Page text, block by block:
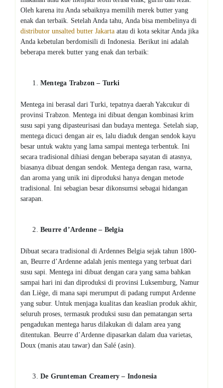
Oleh karena itu Anda sebaiknya memilih merek butter yang
enak dan terbaik. Setelah Anda tahu, Anda bisa membelinya di
distributor unsalted butter Jakarta atau di kota sekitar Anda jika
Anda kebetulan berdomisili di Indonesia. Berikut ini adalah
beberapa merek butter yang enak dan terbaik:
Mentega Trabzon – Turki
Mentega ini berasal dari Turki, tepatnya daerah Yakcukur di
provinsi Trabzon. Mentega ini dibuat dengan kombinasi krim
susu sapi yang dipasteurisasi dan budaya mentega. Setelah siap,
mentega dicuci dengan air es, lalu diaduk dengan sendok kayu
besar untuk waktu yang lama sampai mentega terbentuk. Ini
secara tradisional dihiasi dengan beberapa sayatan di atasnya,
biasanya dibuat dengan sendok. Mentega dengan rasa, warna,
dan aroma yang unik ini diproduksi hanya dengan metode
tradisional. Ini sebagian besar dikonsumsi sebagai hidangan
sarapan.
Beurre d’Ardenne – Belgia
Dibuat secara tradisional di Ardennes Belgia sejak tahun 1800-
an, Beurre d’Ardenne adalah jenis mentega yang terbuat dari
susu sapi. Mentega ini dibuat dengan cara yang sama bahkan
sampai hari ini dan diproduksi di provinsi Luksemburg, Namur
dan Liège, di mana sapi merumput di padang rumput Ardenne
yang subur. Untuk menjaga kualitas dan keaslian produk akhir,
seluruh proses, termasuk produksi susu dan pematangan serta
pengadukan mentega harus dilakukan di dalam area yang
ditentukan. Beurre d’Ardenne dipasarkan dalam dua varietas,
Doux (manis atau tawar) dan Salé (asin).
De Grunteman Creamery – Indonesia